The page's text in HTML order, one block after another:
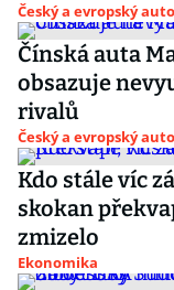
Český a evropský
Čínská auta
obsazuje
rivalů
Český a evropský
Kdo stále víc
skokan
zmizelo
Ekonomika